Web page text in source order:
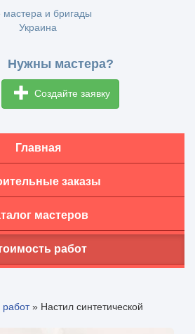
мастера и бригады
Украина
Нужны мастера?
Создайте заявку
Главная
заказы
мастеров
работ
работ» Настил синтетической